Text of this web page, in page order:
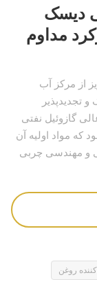
دیسک
کارکرد مداوم
از مرکز آب
تجدیدپذیر
گازوئیل نفتی
که مواد اولیه آن
و مهندسی چربی
روغن